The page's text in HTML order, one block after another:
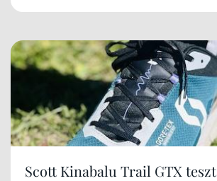
Scott Kinabalu Trail GTX teszt